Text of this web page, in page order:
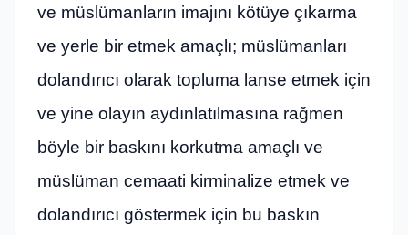
ve müslümanların imajını kötüye çıkarma
ve yerle bir etmek amaçlı; müslümanları
dolandırıcı olarak topluma lanse etmek için
ve yine olayın aydınlatılmasına rağmen
böyle bir baskını korkutma amaçlı ve
müslüman cemaati kirminalize etmek ve
dolandırıcı göstermek için bu baskın